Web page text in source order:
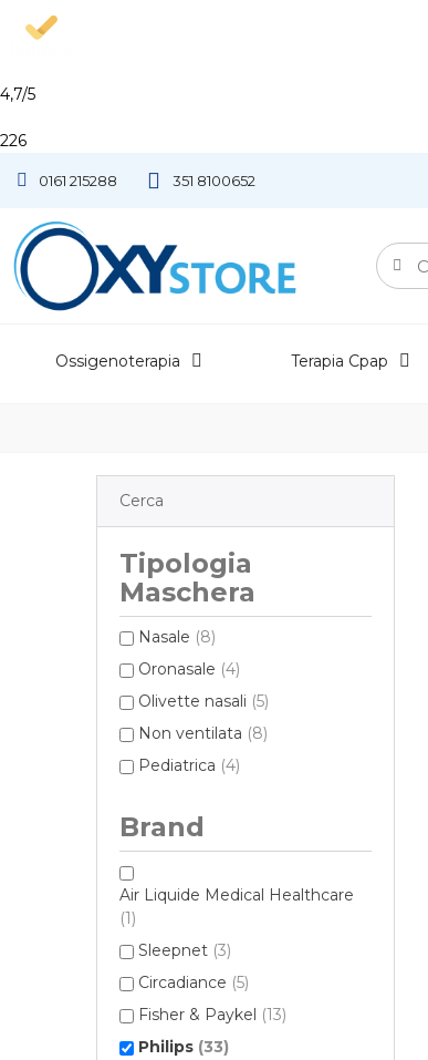
4,7/5
226
0161 215288 351 8100652
Ossigenoterapia Terapia Cpap
Cerca
Tipologia
Maschera
Nasale (8)
Oronasale (4)
Olivette nasali (5)
Non ventilata (8)
Pediatrica (4)
Brand
Air Liquide Medical Healthcare
(1)
Sleepnet (3)
Circadiance (5)
Fisher & Paykel (13)
Philips (33)